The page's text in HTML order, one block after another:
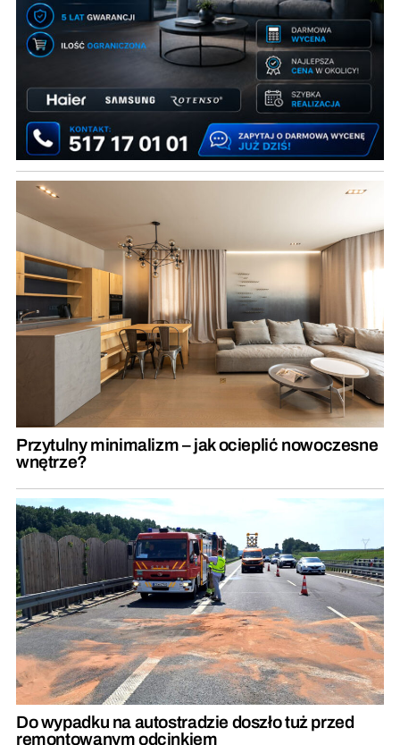
Przytulny minimalizm – jak ocieplić nowoczesne
wnętrze?
Do wypadku na autostradzie doszło tuż przed
remontowanym odcinkiem